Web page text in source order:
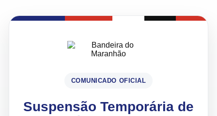
COMUNICADO OFICIAL
Suspensão Temporária de